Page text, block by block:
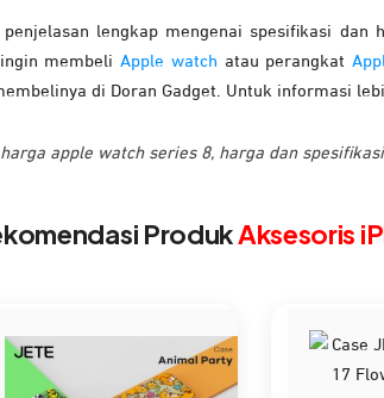
penjelasan lengkap mengenai spesifikasi
membeliApple watch atau perangkat
di Doran Gadget. Untuk informasi
harga apple watch series 8, harga dan
ProdukAksesoris